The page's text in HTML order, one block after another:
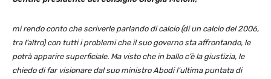
mi rendo conto che scriverle parlando di calcio (di un calcio del 2006,
tra l’altro) con tutti i problemi che il suo governo sta affrontando, le
potrà apparire superficiale. Ma visto che in ballo c’è la giustizia, le
chiedo di far visionare dal suo ministro Abodi l’ultima puntata di